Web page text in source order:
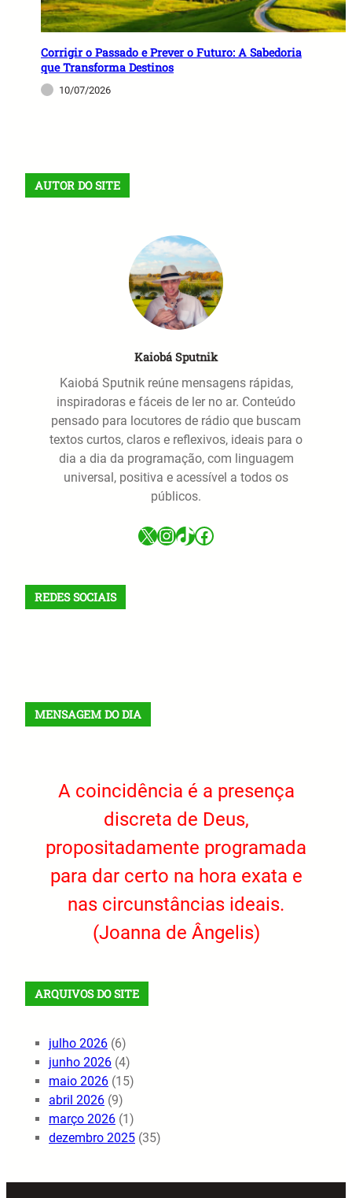
Corrigir o Passado e Prever o Futuro: A Sabedoria
que Transforma Destinos
10/07/2026
AUTOR DO SITE
Kaiobá Sputnik
Kaiobá Sputnik reúne mensagens rápidas,
inspiradoras e fáceis de ler no ar. Conteúdo
pensado para locutores de rádio que buscam
textos curtos, claros e reflexivos, ideais para o
dia a dia da programação, com linguagem
universal, positiva e acessível a todos os
públicos.
X InstagramTikTok Facebook
REDES SOCIAIS
MENSAGEM DO DIA
A coincidência é a presença
discreta de Deus,
propositadamente programada
para dar certo na hora exata e
nas circunstâncias ideais.
(Joanna de Ângelis)
ARQUIVOS DO SITE
julho 2026 (6)
junho 2026 (4)
maio 2026 (15)
abril 2026 (9)
março 2026 (1)
dezembro 2025 (35)